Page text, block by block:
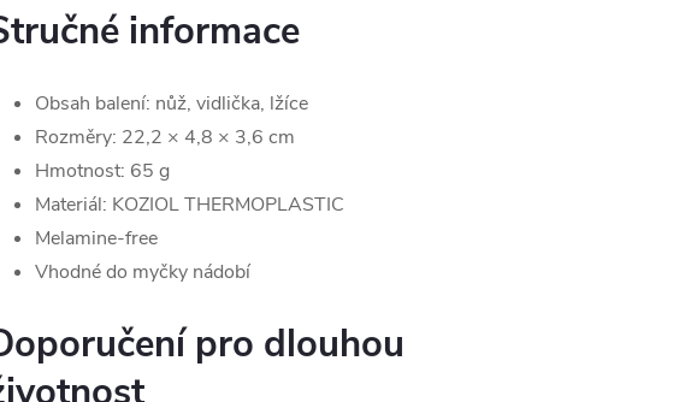
informace
Obsah balení: nůž, vidlička, lžíce
Rozměry: 22,2 × 4,8 × 3,6 cm
Hmotnost: 65 g
Materiál: KOZIOL THERMOPLASTIC
Melamine-free
Vhodné do myčky nádobí
pro dlouhou